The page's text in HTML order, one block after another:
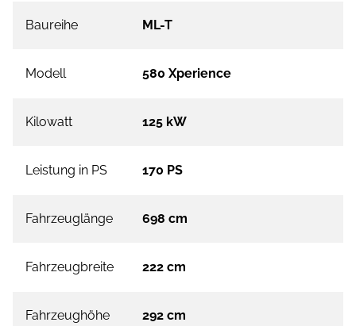
Baureihe ML-T
Modell 580 Xperience
Kilowatt 125 kW
Leistung in PS 170 PS
Fahrzeuglänge 698 cm
Fahrzeugbreite 222 cm
Fahrzeughöhe 292 cm